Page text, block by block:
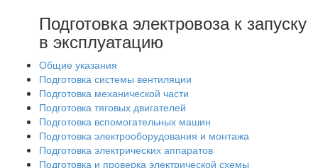
Подготовка электровоза к запуску
в эксплуатацию
Общие указания
Подготовка системы вентиляции
Подготовка механической части
Подготовка тяговых двигателей
Подготовка вспомогательных машин
Подготовка электрооборудования и монтажа
Подготовка электрических аппаратов
Подготовка и проверка электрической схемы